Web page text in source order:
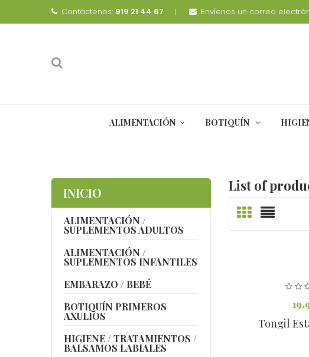
Contáctenos: 919 21 44 67 Envíenos un correo
ALIMENTACIÓN BOTIQUÍN
INICIO
ALIMENTACIÓN /
SUPLEMENTOS ADULTOS
ALIMENTACIÓN /
SUPLEMENTOS INFANTILES
EMBARAZO / BEBÉ
BOTIQUÍN PRIMEROS
AXULIOS
HIGIENE / TRATAMIENTOS /
BALSAMOS LABIALES
List of
Tongil